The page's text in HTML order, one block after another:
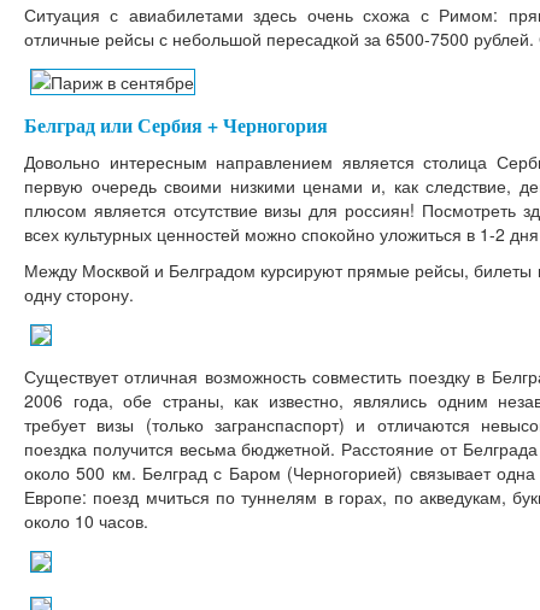
Ситуация с авиабилетами здесь очень схожа с Римом:
отличные рейсы с небольшой пересадкой за 6500-7500
Белград или Сербия + Черногория
Довольно интересным направлением является столица
первую очередь своими низкими ценами и, как
плюсом является отсутствие визы для россиян! Посмотреть
всех культурных ценностей можно спокойно уложиться в 1-2
Между Москвой и Белградом курсируют прямые рейсы, билеты
одну сторону.
Существует отличная возможность совместить поездку в
2006 года, обе страны, как известно, являлись одним
требует визы (только загранспаспорт) и отличаются
поездка получится весьма бюджетной. Расстояние от
около 500 км. Белград с Баром (Черногорией) связывает
Европе: поезд мчиться по туннелям в горах, по акведукам,
около 10 часов.